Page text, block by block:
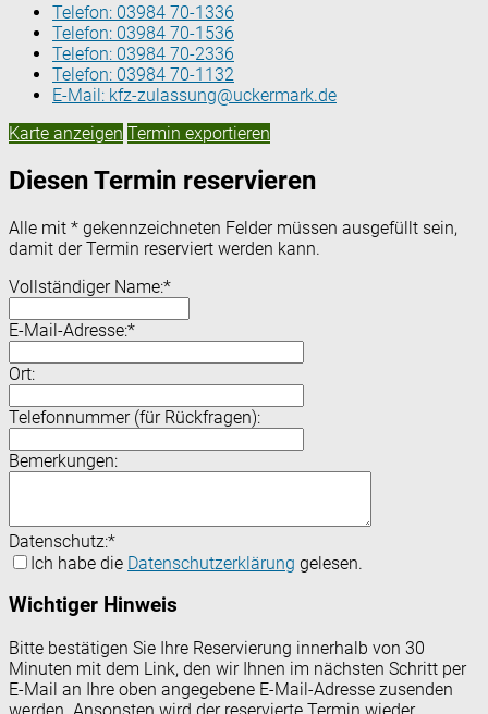
Telefon: 03984 70-1336
Telefon: 03984 70-1536
Telefon: 03984 70-2336
Telefon: 03984 70-1132
E-Mail: kfz-zulassung@uckermark.de
Karte anzeigen Termin exportieren
Diesen Termin reservieren
Alle mit * gekennzeichneten Felder müssen ausgefüllt sein,
damit der Termin reserviert werden kann.
Vollständiger Name:*
E-Mail-Adresse:*
Ort:
Telefonnummer (für Rückfragen):
Bemerkungen:
Datenschutz:*
Ich habe die Datenschutzerklärung gelesen.
Wichtiger Hinweis
Bitte bestätigen Sie Ihre Reservierung innerhalb von 30
Minuten mit dem Link, den wir Ihnen im nächsten Schritt per
E-Mail an Ihre oben angegebene E-Mail-Adresse zusenden